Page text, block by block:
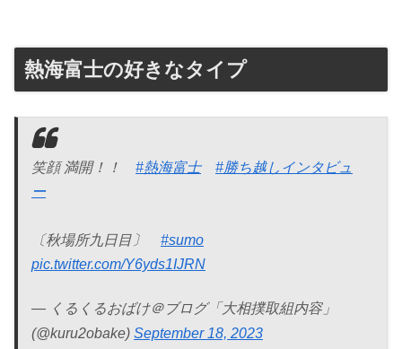
熱海富士の好きなタイプ
笑顔 満開！！ #熱海富士
#勝ち越しインタビュ
ー
〔秋場所九日目〕 #sumo
pic.twitter.com/Y6yds1IJRN
— くるくるおばけ＠ブログ「大相撲取組内容」
(@kuru2obake) September 18, 2023